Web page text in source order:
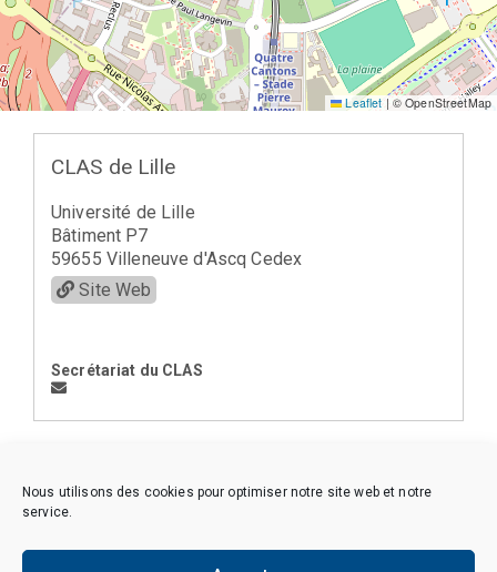
Nous utilisons des cookies pour optimiser notre site web et notre
service.
Leaflet | © OpenStreetMap
CLAS de Lille
Université de Lille
Bâtiment P7
59655 Villeneuve d'Ascq Cedex
Site Web
Secrétariat du CLAS